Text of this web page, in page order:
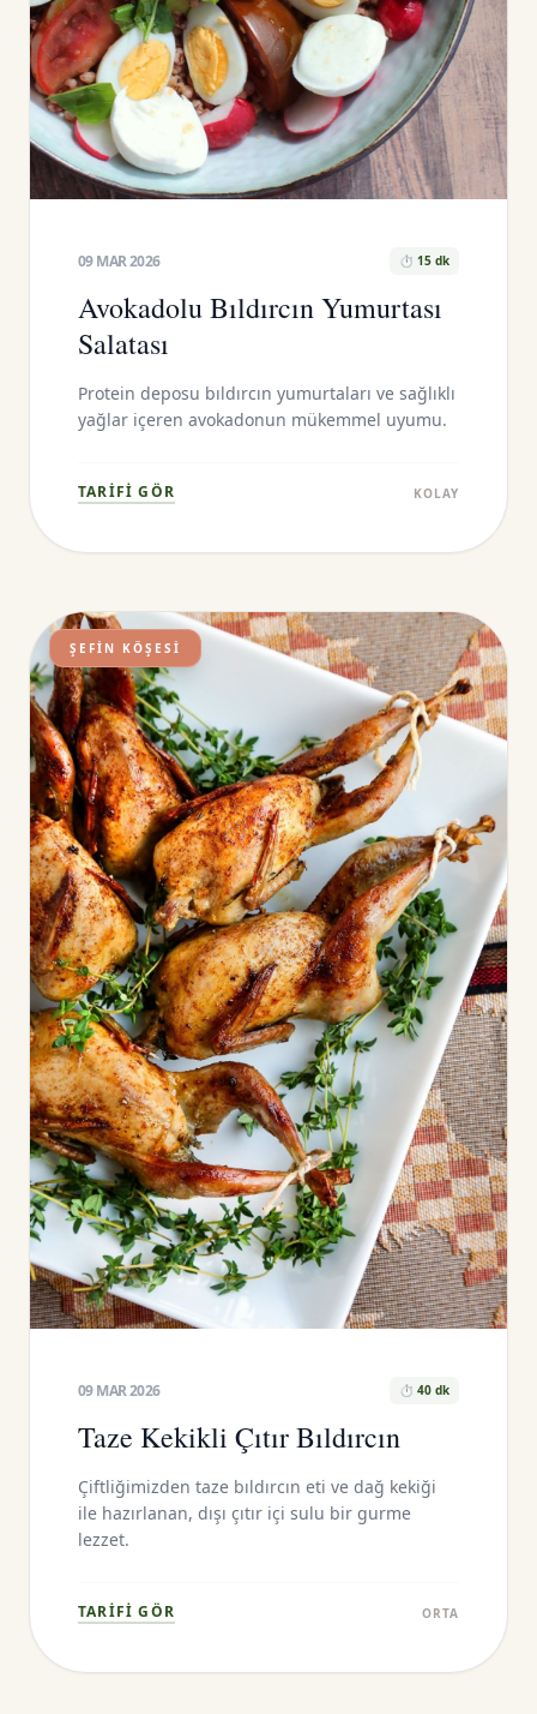
09 MAR 2026 ⏱ 15 dk
Avokadolu Bıldırcın Yumurtası
Salatası
Protein deposu bıldırcın yumurtaları ve sağlıklı
yağlar içeren avokadonun mükemmel uyumu.
TARIFI GÖR KOLAY
ŞEFIN KÖŞESI
09 MAR 2026 ⏱ 40 dk
Taze Kekikli Çıtır Bıldırcın
Çiftliğimizden taze bıldırcın eti ve dağ kekiği
ile hazırlanan, dışı çıtır içi sulu bir gurme
lezzet.
TARIFI GÖR ORTA